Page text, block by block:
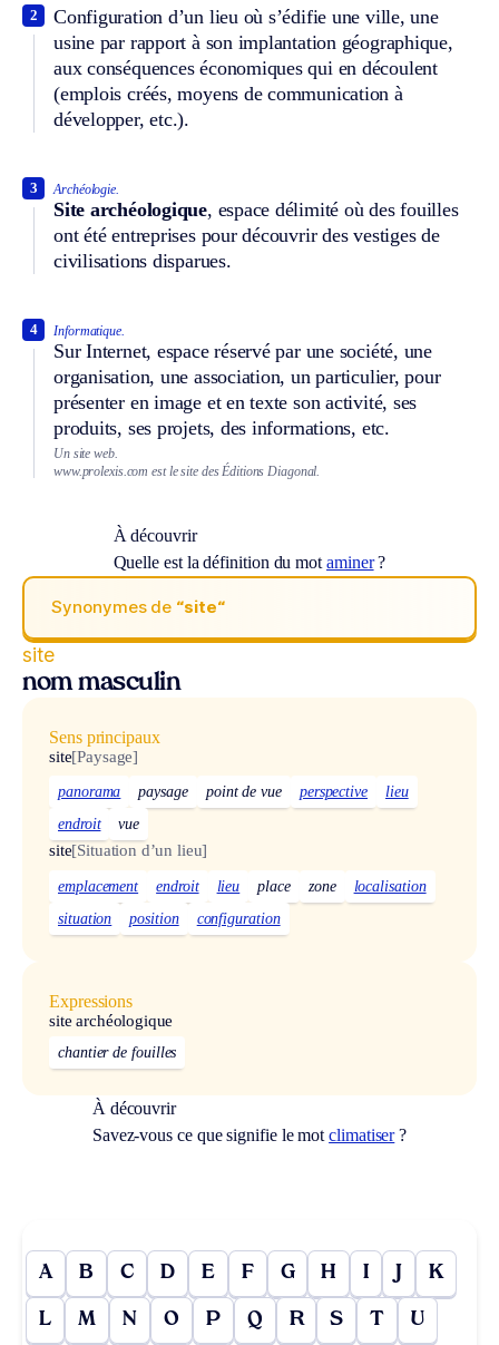
Configuration d’un lieu où s’édifie une ville, une
usine par rapport à son implantation géographique,
aux conséquences économiques qui en découlent
(emplois créés, moyens de communication à
développer, etc.).
2
Archéologie.
Site archéologique, espace délimité où des fouilles
ont été entreprises pour découvrir des vestiges de
civilisations disparues.
3
Informatique.
Sur Internet, espace réservé par une société, une
organisation, une association, un particulier, pour
présenter en image et en texte son activité, ses
produits, ses projets, des informations, etc.
4
Un site web.
www.prolexis.com est le site des Éditions Diagonal.
À découvrir
Quelle est la définition du motaminer?
Synonymes de “site“
site
nom masculin
Sens principaux
site[Paysage]
panorama paysage point de vue perspective
lieu
endroit
vue
site[Situation d’un lieu]
emplacement endroit lieu place zone
localisation
situation
position configuration
Expressions
site archéologique
chantier de fouilles
À découvrir
Savez-vous ce que signifie le motclimatiser?
A B C D E F G H I J K
L M N O P Q R S T U